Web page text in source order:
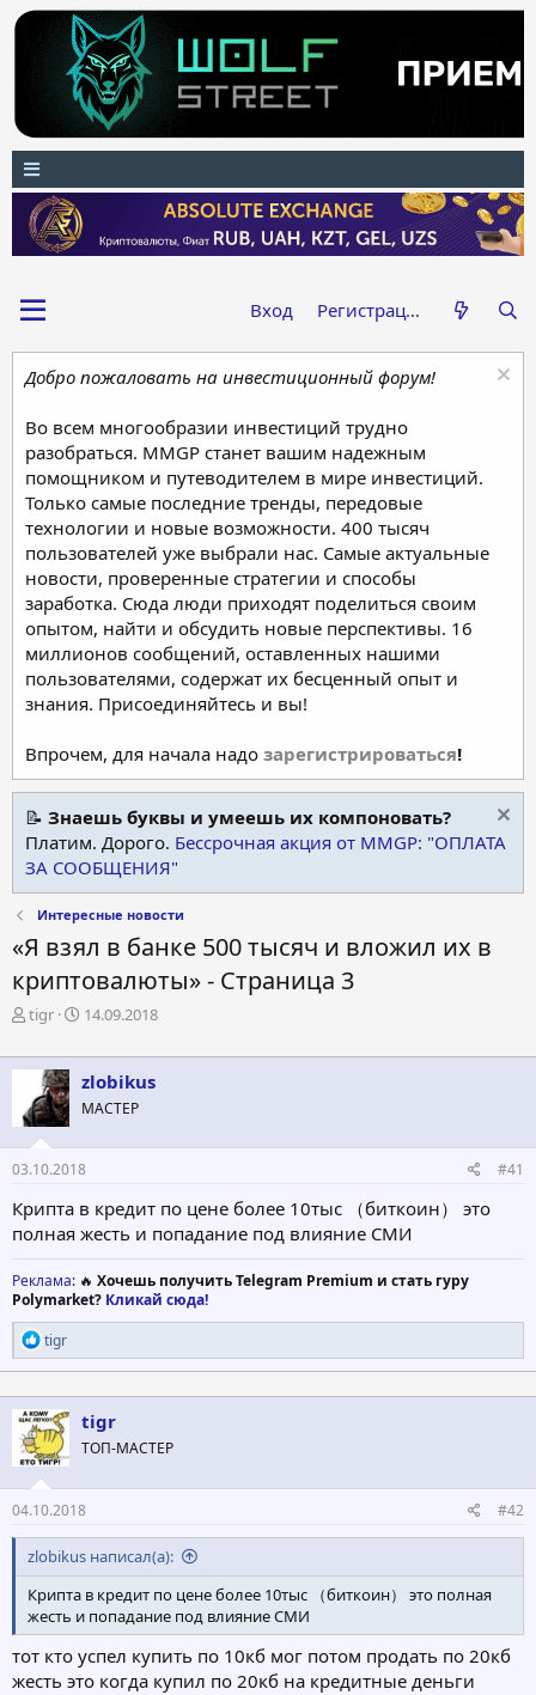
Вход Регистрация
Добро пожаловать на инвестиционный форум!
Во всем многообразии инвестиций трудно
разобраться. MMGP станет вашим надежным
помощником и путеводителем в мире инвестиций.
Только самые последние тренды, передовые
технологии и новые возможности. 400 тысяч
пользователей уже выбрали нас. Самые актуальные
новости, проверенные стратегии и способы
заработка. Сюда люди приходят поделиться своим
опытом, найти и обсудить новые перспективы. 16
миллионов сообщений, оставленных нашими
пользователями, содержат их бесценный опыт и
знания. Присоединяйтесь и вы!
Впрочем, для начала надо зарегистрироваться!
📝 Знаешь буквы и умеешь их компоновать?
Платим. Дорого. Бессрочная акция от MMGP: "ОПЛАТА
ЗА СООБЩЕНИЯ"
Интересные новости
«Я взял в банке 500 тысяч и вложил их в
криптовалюты» - Страница 3
А
т
р
т
е
м
ы
tigr
Д
т
а
н
а
ч
а
л
а
14.09.2018
zlobikus
МАСТЕР
03.10.2018 #41
Крипта в кредит по цене более 10тыс （биткоин） это
полная жесть и попадание под влияние СМИ
Реклама: 🔥 Хочешь получить Telegram Premium и стать гуру
Polymarket? Кликай сюда!
Р
е
а
к
ц
и
и
:
tigr
tigr
ТОП-МАСТЕР
04.10.2018 #42
zlobikus написал(а):
Крипта в кредит по цене более 10тыс （биткоин） это полная
жесть и попадание под влияние СМИ
тот кто успел купить по 10кб мог потом продать по 20кб
жесть это когда купил по 20кб на кредитные деньги